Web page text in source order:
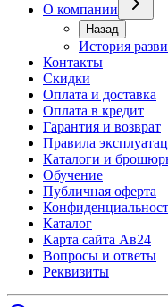
О компании
Назад
История
Контакты
Скидки
Оплата и доставка
Оплата в кредит
Гарантия и возврат
Правила
Каталоги и
Обучение
Публичная оферта
Каталог
Карта сайта Ав24
Вопросы и ответы
Реквизиты